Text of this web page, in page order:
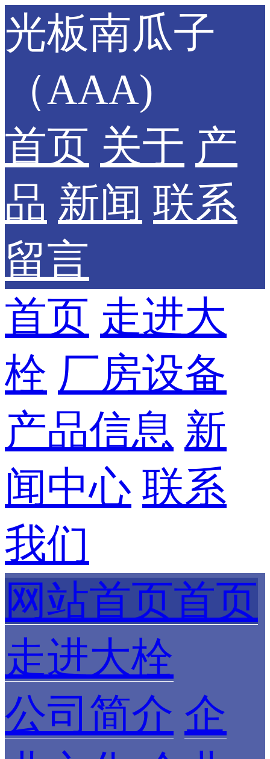
光板南瓜子
（AAA)
首页 关于 产
品 新闻 联系
留言
首页 走进大
栓 厂房设备
产品信息 新
闻中心 联系
我们
网站首页首页
走进大栓
公司简介 企